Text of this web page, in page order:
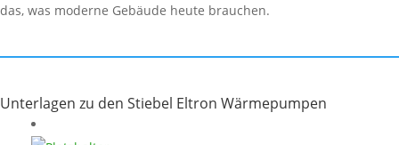
das, was moderne Gebäude heute brauchen.
Unterlagen zu den Stiebel Eltron Wärmepumpen